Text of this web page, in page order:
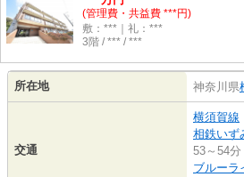
(管理費・共益費 ***円)
敷：***｜礼：***
3階 / *** / ***
所在地 神奈川県
交通
横須賀線
相鉄いず
53～54分
ブルーラ